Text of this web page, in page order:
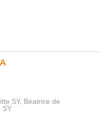
SY, Béatrice de
SY